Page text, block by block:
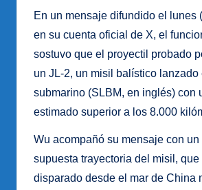
En un mensaje difundido el lunes
en su cuenta oficial de X, el
sostuvo que el proyectil probado
un JL-2, un misil balístico lanzado
submarino (SLBM, en inglés) con
estimado superior a los 8.000
Wu acompañó su mensaje con un
supuesta trayectoria del misil,
disparado desde el mar de China